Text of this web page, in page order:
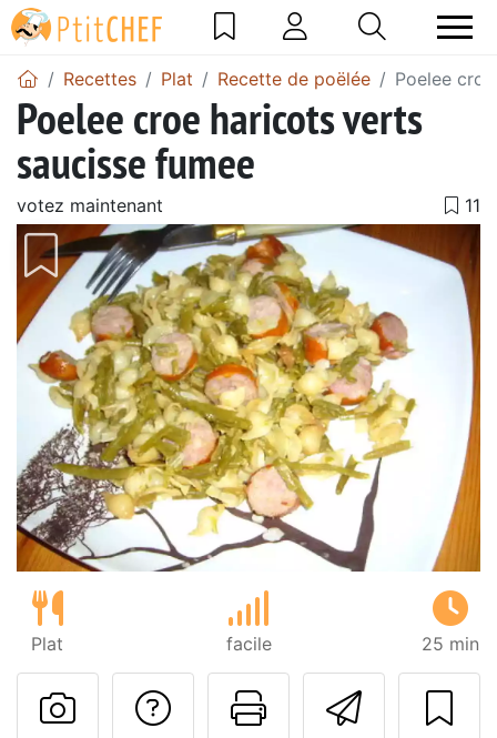
Recettes Plat Recette de poëlée Poelee
Poelee croe haricots verts
saucisse fumee
votez maintenant
Plat facile 25 min
Imprimer
Poser une